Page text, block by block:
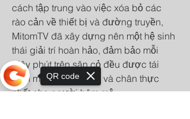
cách tập trung vào việc xóa bỏ các
rào cản về thiết bị và đường truyền,
MitomTV đã xây dựng nên một hệ sinh
thái giải trí hoàn hảo, đảm bảo mỗi
giây phút trên sân cỏ đều được tái
hiện một cách rực rỡ và chân thực
nhất cho người hâm mộ.
QR code